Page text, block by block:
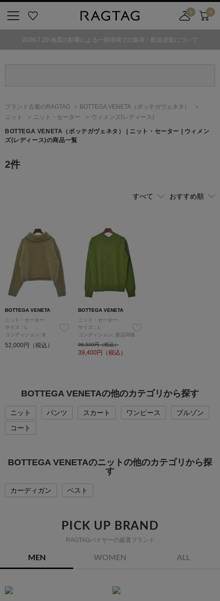
気
0
舗
カ
ト
0
2026.7.29 地震の影響による一部地域での集荷・配送遅延について
ブランド古着のRAGTAG BOTTEGA VENETA （ボッテガヴェネタ）
ニット
ニット・セーター ウィメンズ(レディース)
BOTTEGA VENETA （ボッテガヴェネタ）
| ニット・セーター | ウィメン
ズ(レディース)の商品一覧
2件
BOTTEGA VENETA
ニット・セーター
サイズ：L
コンディション: B
52,000円（税込）
BOTTEGA VENETA
ニット・セーター
サイズ：L
コンディション: 新品同様
98,500円（税込）
39,400円（税込）
BOTTEGA VENETAの他のカテゴリから探す
ニット パンツ スカート ワンピース
ブルゾン
コート
BOTTEGA VENETAのニットの他のカテゴリから探
す
カーディガン ベスト
PICK UP BRAND
RAGTAGバイヤーの厳選ブランド
MEN WOMEN ALL